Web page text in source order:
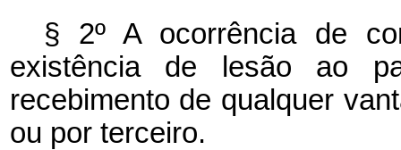
§ 2º A ocorrência de
existência de lesão ao
recebimento de qualquer
ou por terceiro.